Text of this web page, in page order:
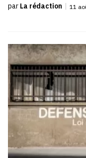
par La rédaction | 11